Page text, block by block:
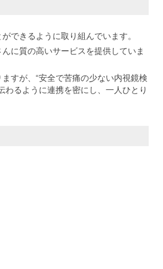
できるように取り組んでいます。
に質の高いサービスを提供していま
すが、“安全で苦痛の少ない内視鏡検
るように連携を密にし、一人ひとり